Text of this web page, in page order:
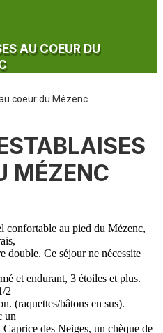
AU COEUR DU
coeur du Mézenc
MÉZENC
confortable au pied du Mézenc,
double. Ce séjour ne nécessite
et endurant, 3 étoiles et plus.
2
(raquettes/bâtons en sus).
un
des Neiges, un chèque de